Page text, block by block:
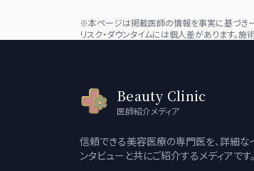
※本ページは掲載医師の情報を事実に基づき一
リスク・ダウンタイムには個人差があります。
Beauty Clinic
医師紹介メディア
信頼できる美容医療の専門医を、詳細な
ンタビューと共にご紹介するメディアです。